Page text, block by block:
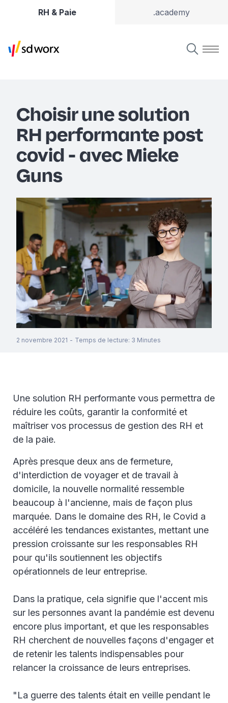
RH & Paie .academy
Choisir une solution
RH performante post
covid - avec Mieke
Guns
2 novembre 2021 - Temps de lecture: 3 Minutes
Une solution RH performante vous permettra de
réduire les coûts, garantir la conformité et
maîtriser vos processus de gestion des RH et
de la paie.
Après presque deux ans de fermeture,
d'interdiction de voyager et de travail à
domicile, la nouvelle normalité ressemble
beaucoup à l'ancienne, mais de façon plus
marquée. Dans le domaine des RH, le Covid a
accéléré les tendances existantes, mettant une
pression croissante sur les responsables RH
pour qu'ils soutiennent les objectifs
opérationnels de leur entreprise.
Dans la pratique, cela signifie que l'accent mis
sur les personnes avant la pandémie est devenu
encore plus important, et que les responsables
RH cherchent de nouvelles façons d'engager et
de retenir les talents indispensables pour
relancer la croissance de leurs entreprises.
"La guerre des talents était en veille pendant le